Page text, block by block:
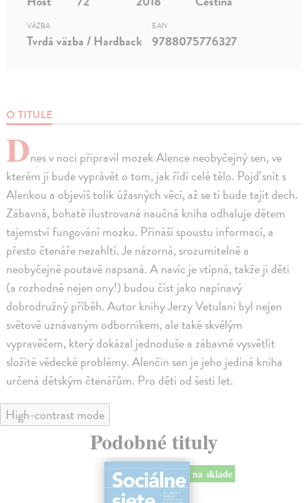
O TITULE
Dnes v noci připravil mozek Alence neobyčejný sen, ve
kterém jí bude vyprávět o tom, jak řídí celé tělo. Pojď snít s
Alenkou a objevíš tolik úžasných věcí, až se ti bude tajit dech.
Zábavná, bohatě ilustrovaná naučná kniha odhaluje dětem
tajemství fungování mozku. Přináší spoustu informací, a
přesto čtenáře nezahltí. Je názorná, srozumitelně a
neobyčejně poutavě napsaná. A navíc je vtipná, takže ji děti
(a rozhodně nejen ony!) budou číst jako napínavý
dobrodružný příběh. Autor knihy Jerzy Vetulani byl nejen
světově uznávaným odborníkem, ale také skvělým
vypravěčem, který dokázal jednoduše a zábavně vysvětlit
složité vědecké problémy. Alenčin sen je jeho jediná kniha
určená dětským čtenářům. Pro děti od šesti let.
VÄZBA
Tvrdá väzba / Hardback
EAN
9788075776327
High-contrast mode
Podobné tituly
na sklade